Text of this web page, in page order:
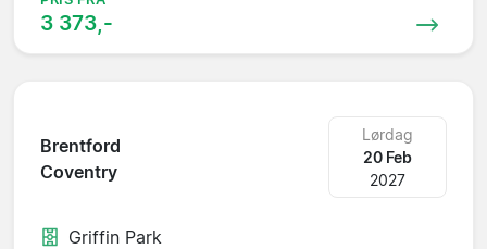
3 373,-
Brentford
Coventry
Lørdag
20 Feb
2027
Griffin Park